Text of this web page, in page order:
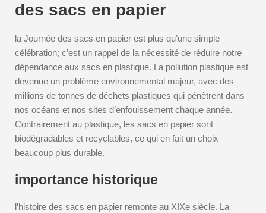
des sacs en papier
la Journée des sacs en papier est plus qu’une simple
célébration; c’est un rappel de la nécessité de réduire notre
dépendance aux sacs en plastique. La pollution plastique est
devenue un problème environnemental majeur, avec des
millions de tonnes de déchets plastiques qui pénètrent dans
nos océans et nos sites d’enfouissement chaque année.
Contrairement au plastique, les sacs en papier sont
biodégradables et recyclables, ce qui en fait un choix
beaucoup plus durable.
importance historique
l’histoire des sacs en papier remonte au XIXe siècle. La